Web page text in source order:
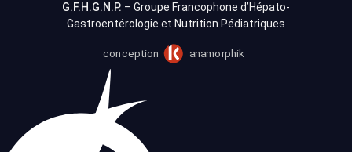
G.F.H.G.N.P. – Groupe Francophone d’Hépato-
Gastroentérologie et Nutrition Pédiatriques
anamorphik
conception